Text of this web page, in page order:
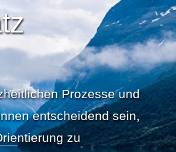
Prozesse und
entscheidend sein,
zu